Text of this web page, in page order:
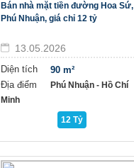
Bán nhà mặt tiền đường Hoa Sứ,
Phú Nhuận, giá chỉ 12 tỷ
13.05.2026
Diện tích
Địa điểm
90 m²
Phú Nhuận - Hồ Chí
Minh
12 Tỷ